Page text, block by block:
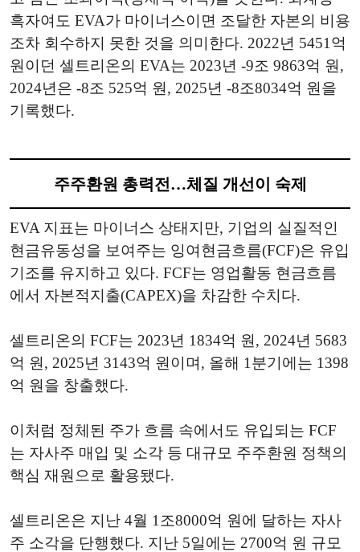
흑자여도 EVA가 마이너스이면 조달한 자본의 비용
조차 회수하지 못한 것을 의미한다. 2022년 5451억
원이던 셀트리온의 EVA는 2023년 -9조 9863억 원,
2024년은 -8조 525억 원, 2025년 -8조8034억 원을
기록했다.
주주환원 총력전…체질 개선이 숙제
EVA 지표는 마이너스 상태지만, 기업의 실질적인
현금유동성을 보여주는 잉여현금흐름(FCF)은 유입
기조를 유지하고 있다. FCF는 영업활동 현금흐름
에서 자본적지출(CAPEX)을 차감한 수치다.
셀트리온의 FCF는 2023년 1834억 원, 2024년 5683
억 원, 2025년 3143억 원이며, 올해 1분기에는 1398
억 원을 창출했다.
이처럼 정체된 주가 흐름 속에서도 유입되는 FCF
는 자사주 매입 및 소각 등 대규모 주주환원 정책의
핵심 재원으로 활용됐다.
셀트리온은 지난 4월 1조8000억 원에 달하는 자사
주 소각을 단행했다. 지난 5일에는 2700억 원 규모